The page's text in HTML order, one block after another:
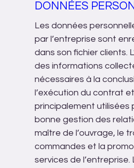
DONNÉES
Les données
par l’entreprise sont
dans son fichier clients.
des informations
nécessaires à la
l’exécution du contrat
principalement utilisées
bonne gestion des
maître de l’ouvrage, le
commandes et la
services de l’entreprise.